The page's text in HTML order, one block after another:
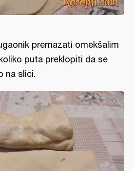
premazati omekšalim
puta preklopiti da se
na slici.